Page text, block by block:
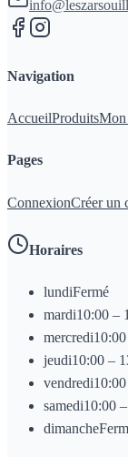
Navigation
AccueilProduitsMon
Pages
ConnexionCréer un
Horaires
lundiFermé
mardi10:00 –
mercredi
jeudi10:00 –
vendredi
samedi10:00
dimanche